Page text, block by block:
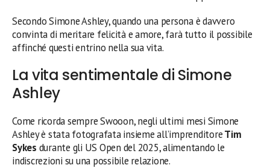
Secondo Simone Ashley, quando una persona è davvero
convinta di meritare felicità e amore, farà tutto il possibile
affinché questi entrino nella sua vita.
La vita sentimentale di Simone
Ashley
Come ricorda sempre Swooon, negli ultimi mesi Simone
Ashley è stata fotografata insieme all’imprenditoreTim
Sykes durante gli US Open del 2025, alimentando le
indiscrezioni su una possibile relazione.